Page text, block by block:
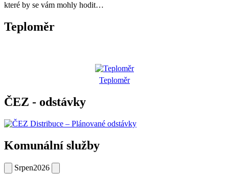
které by se vám mohly hodit…
Teploměr
Teploměr
ČEZ - odstávky
Komunální služby
Srpen2026